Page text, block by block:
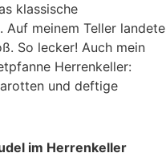
klassische
meinem Teller landete
So lecker! Auch mein
Herrenkeller:
und deftige
im Herrenkeller